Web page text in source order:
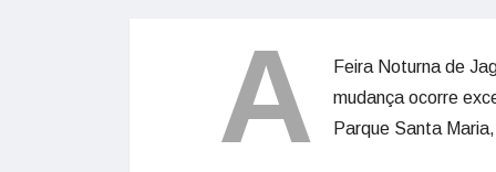
A
Feira Noturna de
mudança ocorre
Parque Santa